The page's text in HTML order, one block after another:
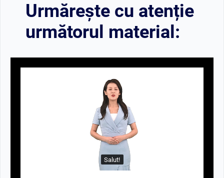
Urmărește cu atenție
următorul material:
Salut!